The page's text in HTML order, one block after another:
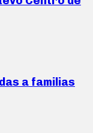
a familias